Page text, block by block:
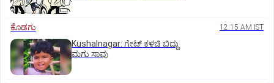
ಕೊಡಗು 12:15 AM IST
Kushalnagar: ಗೇಟ್ ಕಳಚಿ ಬಿದ್ದು
ಮಗು ಸಾವು